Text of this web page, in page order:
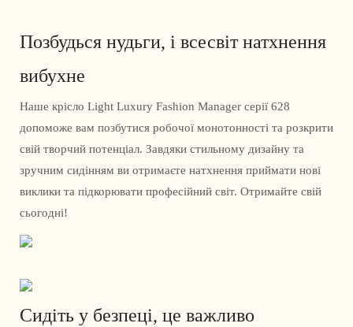
Позбудься нудьги, і всесвіт натхнення
вибухне
Наше крісло Light Luxury Fashion Manager серії 628
допоможе вам позбутися робочої монотонності та розкрити
свій творчий потенціал. Завдяки стильному дизайну та
зручним сидінням ви отримаєте натхнення приймати нові
виклики та підкорювати професійний світ. Отримайте свій
сьогодні!
Сидіть у безпеці, це важливо